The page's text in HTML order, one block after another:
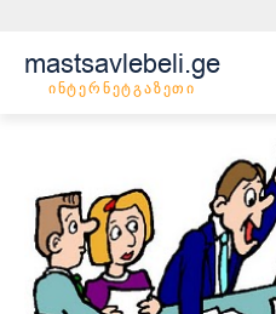
mastsavlebeli.ge
ინტერნეტგაზეთი